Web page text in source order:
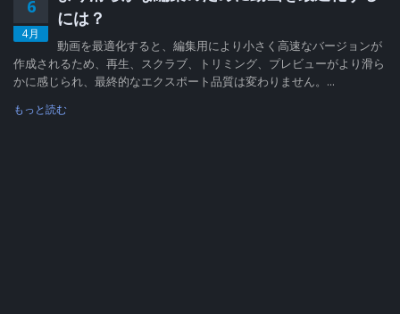
6
4月
には？
動画を最適化すると、編集用により小さく高速なバージョンが
作成されるため、再生、スクラブ、トリミング、プレビューがより滑ら
かに感じられ、最終的なエクスポート品質は変わりません。...
もっと読む